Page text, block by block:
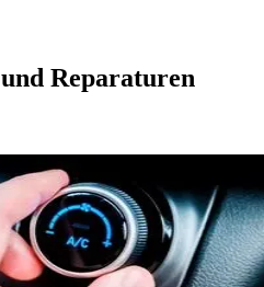
Reparaturen